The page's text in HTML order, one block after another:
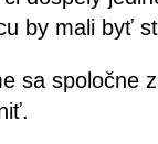
by mali byť
sa spoločne